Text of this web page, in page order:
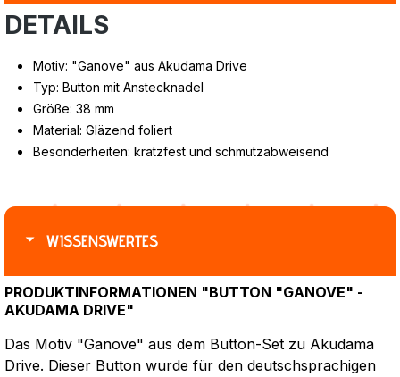
DETAILS
Motiv: "Ganove" aus Akudama Drive
Typ: Button mit Anstecknadel
Größe: 38 mm
Material: Gläzend foliert
Besonderheiten: kratzfest und schmutzabweisend
WISSENSWERTES
PRODUKTINFORMATIONEN "BUTTON "GANOVE" -
AKUDAMA DRIVE"
Das Motiv "Ganove" aus dem Button-Set zu Akudama
Drive. Dieser Button wurde für den deutschsprachigen